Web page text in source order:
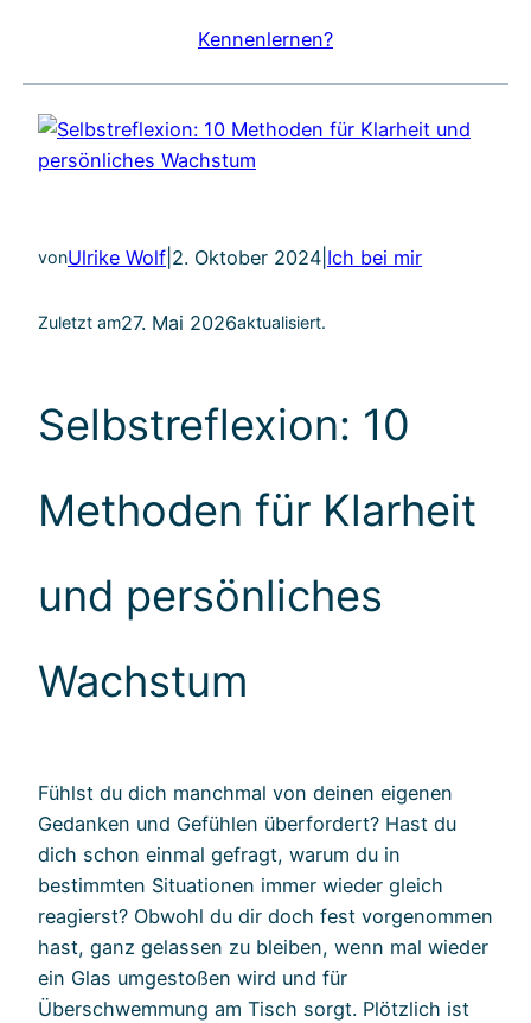
Kennenlernen?
vonUlrike Wolf 2. Oktober 2024 Ich bei mir
Zuletzt am27. Mai 2026aktualisiert.
Selbstreflexion: 10
Methoden für Klarheit
und persönliches
Wachstum
Fühlst du dich manchmal von deinen eigenen
Gedanken und Gefühlen überfordert? Hast du
dich schon einmal gefragt, warum du in
bestimmten Situationen immer wieder gleich
reagierst? Obwohl du dir doch fest vorgenommen
hast, ganz gelassen zu bleiben, wenn mal wieder
ein Glas umgestoßen wird und für
Überschwemmung am Tisch sorgt. Plötzlich ist